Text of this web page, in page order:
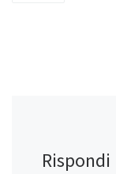
Rispondi